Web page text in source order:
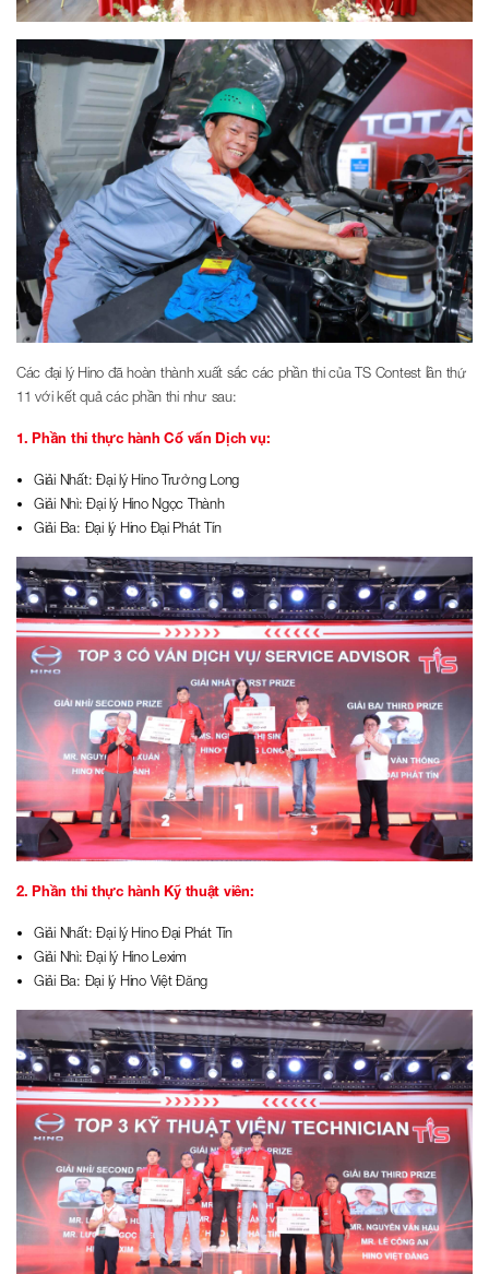
Các đại lý Hino đã hoàn thành xuất sắc các phần thi của TS Contest lần thứ
11 với kết quả các phần thi như sau:
1. Phần thi thực hành Cố vấn Dịch vụ:
Giải Nhất: Đại lý Hino Trường Long
Giải Nhì: Đại lý Hino Ngọc Thành
Giải Ba: Đại lý Hino Đại Phát Tín
2. Phần thi thực hành Kỹ thuật viên:
Giải Nhất: Đại lý Hino Đại Phát Tín
Giải Nhì: Đại lý Hino Lexim
Giải Ba: Đại lý Hino Việt Đăng